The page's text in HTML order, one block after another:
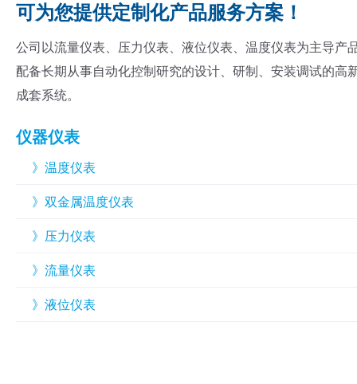
可为您提供定制化产品服务方案！
公司以流量仪表、压力仪表、液位仪表、温度仪表为主导
配备长期从事自动化控制研究的设计、研制、安装调试的
成套系统。
仪器仪表
》温度仪表
》双金属温度仪表
》压力仪表
》流量仪表
》液位仪表